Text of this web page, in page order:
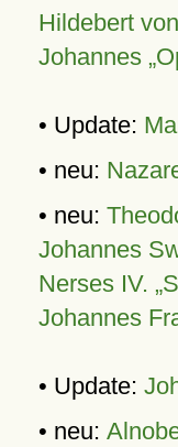
Hildebert
Johannes
• Update:
• neu:
• neu:
Johannes
Nerses IV.
Johannes
• Update:
• neu: